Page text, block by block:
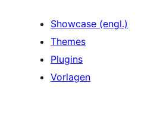
Showcase (engl.)
Themes
Plugins
Vorlagen